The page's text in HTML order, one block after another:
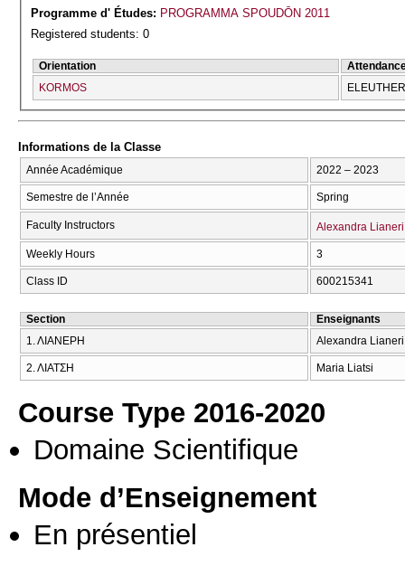
Programme d' Études: PROGRAMMA SPOUDŌN 2011
Registered students: 0
Orientation
KORMOS
Informations de la Classe
Année Académique 2022 – 2023
Semestre de l’Année Spring
Faculty Instructors Alexandra Lianeri
Weekly Hours 3
Class ID 600215341
Section
Enseignants
1. ΛΙΑΝΕΡΗ
Alexandra Lianeri
2. ΛΙΑΤΣΗ Maria Liatsi
Course Type 2016-2020
Domaine Scientifique
Mode d’Enseignement
En présentiel